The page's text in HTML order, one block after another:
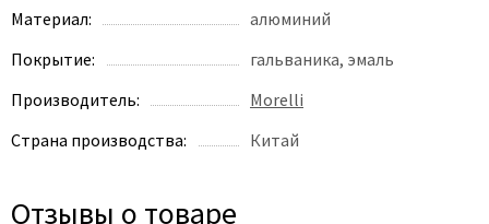
Legend
Lockstyle
Luxor
Milyana
Материал:
алюминий
Покрытие:
гальваника, эмаль
Производитель:
Morelli
Страна производства:
Китай
Отзывы о товаре